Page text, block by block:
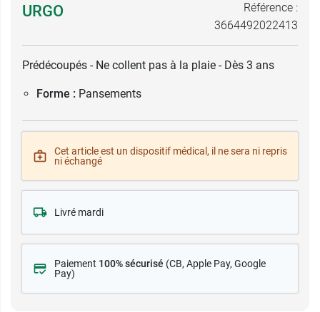
URGO
Référence :
3664492022413
Prédécoupés - Ne collent pas à la plaie - Dès 3 ans
Forme : Pansements
Cet article est un dispositif médical, il ne sera ni repris
ni échangé
Livré mardi
Paiement 100% sécurisé (CB, Apple Pay, Google
Pay)